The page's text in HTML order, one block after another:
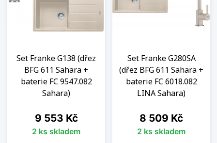
Set Franke G138 (dřez
BFG 611 Sahara +
baterie FC 9547.082
Sahara)
Cena
9 553 Kč
2 ks skladem
Set Franke G280SA
(dřez BFG 611 Sahara +
baterie FC 6018.082
LINA Sahara)
Cena
8 509 Kč
2 ks skladem